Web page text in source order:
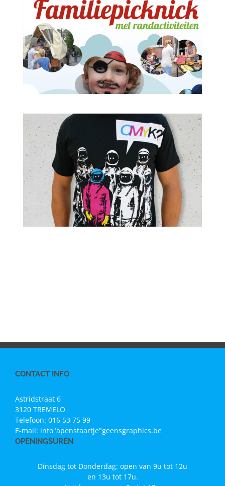
TEXTIEL
CONTACT INFO
Astridstraat 6
3120 TREMELO
Telefoon: 016 53 75 99
E-mail: info"apenstaartje"geensgraphics.be
OPENINGSUREN
Dinsdag tot Donderdag: open van 9u tot 12u
en 13u tot 17u.